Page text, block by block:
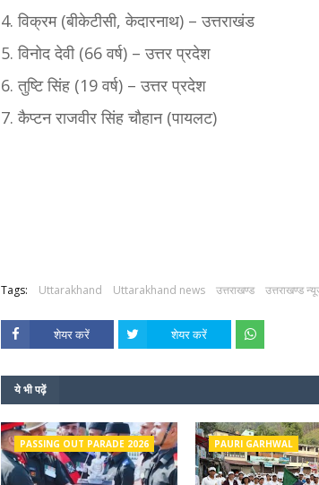
4. विक्रम (बीकेटीसी, केदारनाथ) – उत्तराखंड
5. विनोद देवी (66 वर्ष) – उत्तर प्रदेश
6. तुष्टि सिंह (19 वर्ष) – उत्तर प्रदेश
7. कैप्टन राजवीर सिंह चौहान (पायलट)
Tags: Uttarakhand Uttarakhand news उत्तराखण्ड उत्तराखण्ड
शेयर करें शेयर करें
ये भी पढ़ें
PASSING OUT PARADE 2026 PAURI GARHWAL